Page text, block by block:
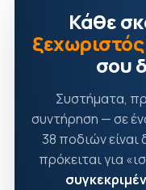
Κάθε
σου
Συστήματα,
συντήρηση — σε
38 ποδιών είναι
πρόκειται για